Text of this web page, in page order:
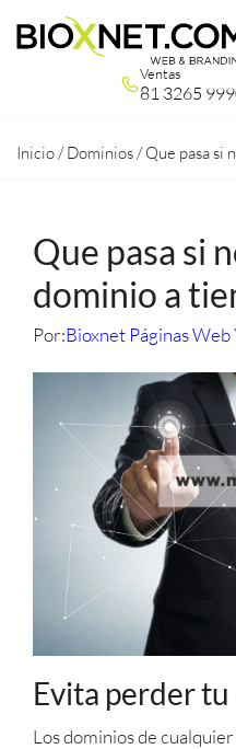
Ventas
81 3265
Inicio /Dominios /Que pasa si
Que pasa si
dominio a
Por:Bioxnet Páginas Web
Evita perder
Los dominios de